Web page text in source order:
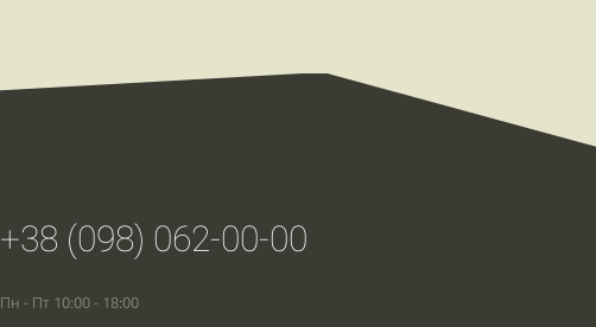
+38 (098) 062-00-00
Пн - Пт 10:00 - 18:00